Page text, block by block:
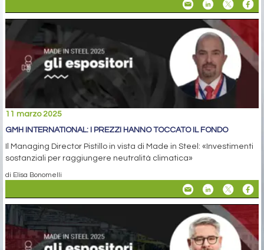
11 marzo 2025
GMH INTERNATIONAL: I PREZZI HANNO TOCCATO IL FONDO
Il Managing Director Pistillo in vista di Made in Steel: «Investimenti
sostanziali per raggiungere neutralità climatica»
di Elisa Bonomelli